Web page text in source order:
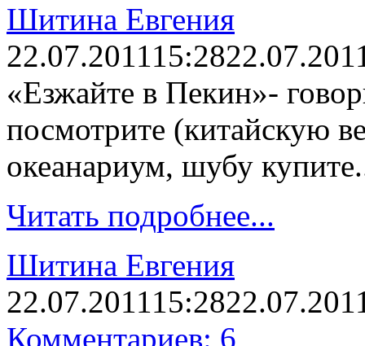
Шитина Евгения
22.07.2011 15:28
«Езжайте в Пекин»-
посмотрите (китайскую
океанариум, шубу
Читать подробнее...
Шитина Евгения
22.07.2011 15:28
Комментариев: 6